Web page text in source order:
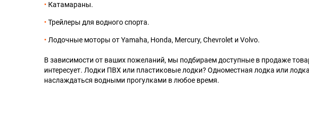
Катамараны.
Трейлеры для водного спорта.
Лодочные моторы от Yamaha, Honda, Mercury, Chevrolet и Volvo.
В зависимости от ваших пожеланий, мы подбираем доступные в продаже
интересует. Лодки ПВХ или пластиковые лодки? Одноместная лодка или
наслаждаться водными прогулками в любое время.